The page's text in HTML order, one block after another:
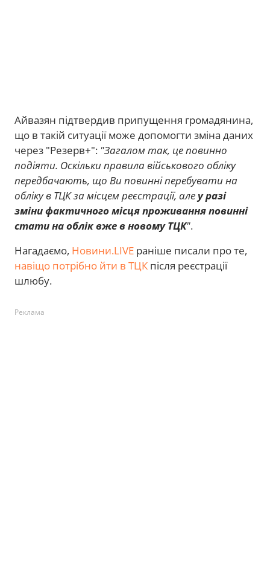
Айвазян підтвердив припущення громадянина,
що в такій ситуації може допомогти зміна даних
через "Резерв+": "Загалом так, це повинно
подіяти. Оскільки правила військового обліку
передбачають, що Ви повинні перебувати на
обліку в ТЦК за місцем реєстрації, але у разі
зміни фактичного місця проживання повинні
стати на облік вже в новому ТЦК".
Нагадаємо, Новини.LIVE раніше писали про те,
навіщо потрібно йти в ТЦК після реєстрації
шлюбу.
Реклама